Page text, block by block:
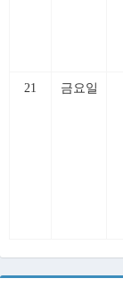
21 금요일